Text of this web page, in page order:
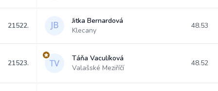
21522.
Jitka Bernardová
Klecany
48.53
21523.
Táňa Vaculíková
Valašské Meziříčí
48.52